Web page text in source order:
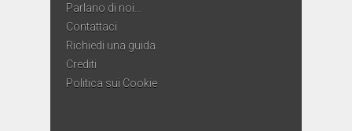
Parlano di noi…
Contattaci
Richiedi una guida
Crediti
Politica sui Cookie